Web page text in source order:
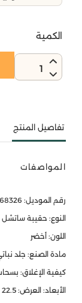
الكمية
1
تفاصيل المنتج
المواصفات
رقم الموديل: S-68326
النوع: حقيبة ساتشل
اللون: أخضر
مادة الصنع: جلد
كيفية الإغلاق:
الأبعاد: العرض: 22.5 سم، الارتفاع: 18.5 سم، العمق: 10 سم